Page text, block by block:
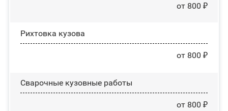
от 800 ₽
Рихтовка кузова
от 800 ₽
Сварочные кузовные работы
от 800 ₽